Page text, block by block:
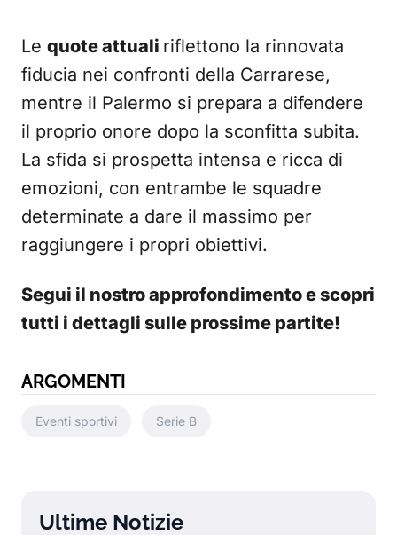
Le quote attuali riflettono la rinnovata
fiducia nei confronti della Carrarese,
mentre il Palermo si prepara a difendere
il proprio onore dopo la sconfitta subita.
La sfida si prospetta intensa e ricca di
emozioni, con entrambe le squadre
determinate a dare il massimo per
raggiungere i propri obiettivi.
Segui il nostro approfondimento e scopri
tutti i dettagli sulle prossime partite!
ARGOMENTI
Eventi sportivi Serie B
Ultime Notizie